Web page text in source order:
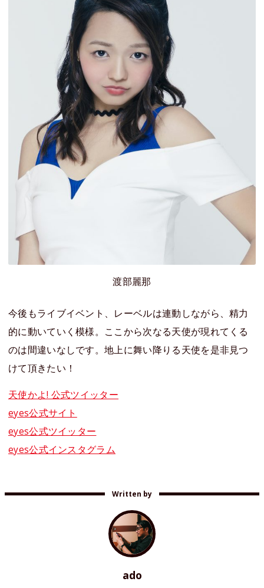
渡部麗那
今後もライブイベント、レーベルは連動しながら、精力
的に動いていく模様。ここから次なる天使が現れてくる
のは間違いなしです。地上に舞い降りる天使を是非見つ
けて頂きたい！
天使かよ! 公式ツイッター
eyes公式サイト
eyes公式ツイッター
eyes公式インスタグラム
Written by
ado